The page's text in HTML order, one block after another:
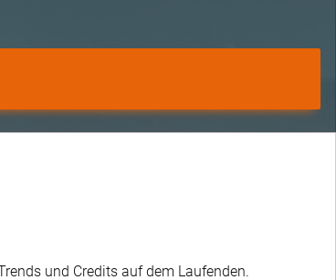
und Credits auf dem Laufenden.